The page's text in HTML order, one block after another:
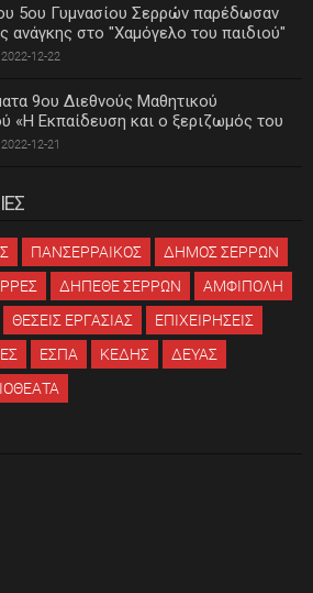
5ου Γυμνασίου Σερρών παρέδωσαν
ανάγκης στο "Χαμόγελο του παιδιού"
2022-12-22
9ου Διεθνούς Μαθητικού
«Η Εκπαίδευση και ο ξεριζωμός του
2022-12-21
ΠΑΝΣΕΡΡΑΙΚΟΣ
ΔΗΜΟΣ ΣΕΡΡΩΝ
ΔΗΠΕΘΕ ΣΕΡΡΩΝ
ΑΜΦΙΠΟΛΗ
ΘΕΣΕΙΣ ΕΡΓΑΣΙΑΣ
ΕΠΙΧΕΙΡΗΣΕΙΣ
ΕΣΠΑ ΚΕΔΗΣ
ΔΕΥΑΣ